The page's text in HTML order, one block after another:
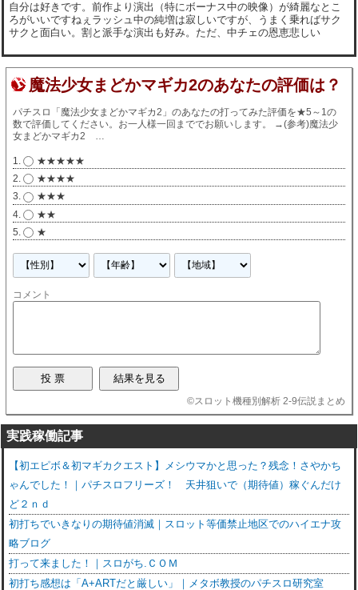
自分は好きです。前作より演出（特にボーナス中の映像）が綺麗なとこ
ろがいいですねぇラッシュ中の純増は寂しいですが、うまく乗ればサク
サクと面白い。割と派手な演出も好み。ただ、中チェの恩恵悲しい
魔法少女まどかマギカ2のあなたの評価は？
パチスロ「魔法少女まどかマギカ2」のあなたの打ってみた評価を★5～1の
数で評価してください。お一人様一回まででお願いします。
→(参考)魔法少
女まどかマギカ2 …
★★★★★
★★★★
★★★
★★
★
コメント
©スロット機種別解析 2-9伝説まとめ
実践稼働記事
【初エピボ＆初マギカクエスト】メシウマかと思った？残念！さやかち
ゃんでした！｜パチスロフリーズ！ 天井狙いで（期待値）稼ぐんだけ
ど２ｎｄ
初打ちでいきなりの期待値消滅｜スロット等価禁止地区でのハイエナ攻
略ブログ
打って来ました！｜スロがち.ＣＯＭ
初打ち感想は「A+ARTだと厳しい」｜メタボ教授のパチスロ研究室